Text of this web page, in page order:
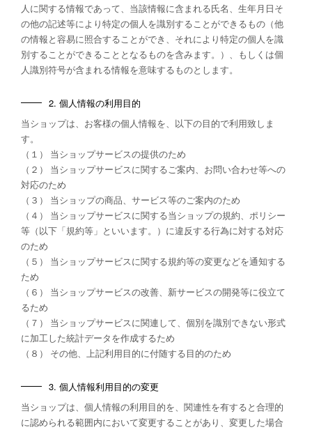
人に関する情報であって、当該情報に含まれる氏名、生年月日そ
の他の記述等により特定の個人を識別することができるもの（他
の情報と容易に照合することができ、それにより特定の個人を識
別することができることとなるものを含みます。）、もしくは個
人識別符号が含まれる情報を意味するものとします。
2. 個人情報の利用目的
当ショップは、お客様の個人情報を、以下の目的で利用致しま
す。
（１） 当ショップサービスの提供のため
（２） 当ショップサービスに関するご案内、お問い合わせ等への
対応のため
（３） 当ショップの商品、サービス等のご案内のため
（４） 当ショップサービスに関する当ショップの規約、ポリシー
等（以下「規約等」といいます。）に違反する行為に対する対応
のため
（５） 当ショップサービスに関する規約等の変更などを通知する
ため
（６） 当ショップサービスの改善、新サービスの開発等に役立て
るため
（７） 当ショップサービスに関連して、個別を識別できない形式
に加工した統計データを作成するため
（８） その他、上記利用目的に付随する目的のため
3. 個人情報利用目的の変更
当ショップは、個人情報の利用目的を、関連性を有すると合理的
に認められる範囲内において変更することがあり、変更した場合